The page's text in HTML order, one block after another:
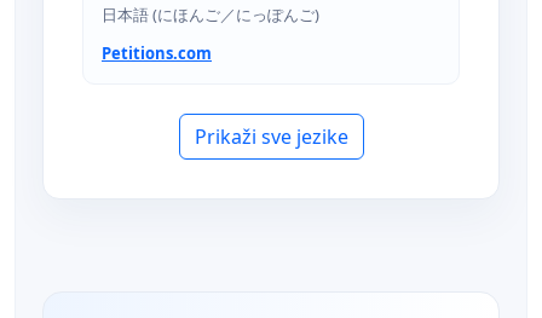
日本語 (にほんご／にっぽんご)
Petitions.com
Prikaži sve jezike